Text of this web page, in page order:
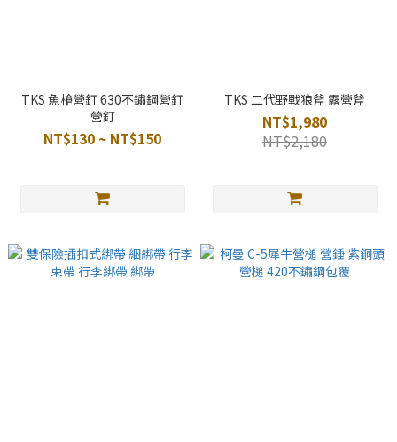
TKS 魚槍營釘 630不鏽鋼營釘
營釘
NT$130 ~ NT$150
TKS 二代野戰狼斧 露營斧
NT$1,980
NT$2,180